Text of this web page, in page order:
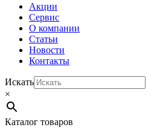
Акции
Сервис
О компании
Статьи
Новости
Контакты
Искать
×
Каталог товаров